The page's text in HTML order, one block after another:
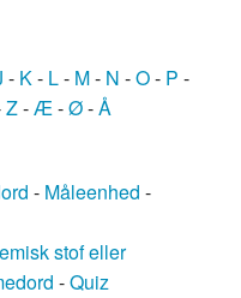
- K- L- M- N -O- P -
Z-Æ-Ø-Å
- Måleenhed -
stof eller
-Quiz